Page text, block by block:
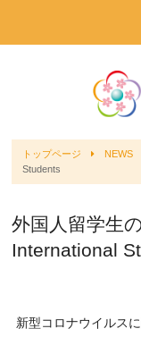
トップページ NEWS
Students
外国人留学生
International
新型コロナウイルス